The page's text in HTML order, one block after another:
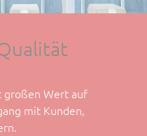
großen Wert auf
mit Kunden,